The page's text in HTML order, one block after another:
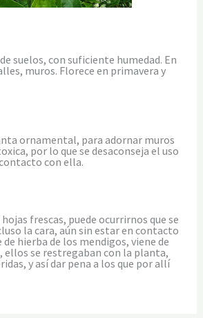
suelos, con suficiente humedad. En
muros. Florece en primavera y
ornamental, para adornar muros
por lo que se desaconseja el uso
con ella.
frescas, puede ocurrirnos que se
la cara, aún sin estar en contacto
hierba de los mendigos, viene de
ellos se restregaban con la planta,
y así dar pena a los que por allí